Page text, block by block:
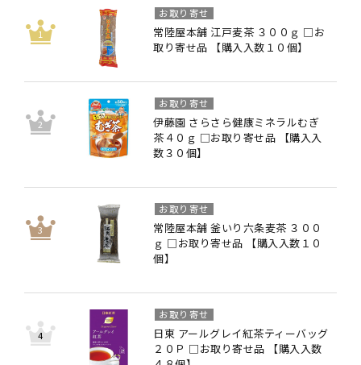
常陸屋本舗 江戸麦茶 ３００ｇ □お
取り寄せ品 【購入入数１０個】
お取り寄せ
伊藤園 さらさら健康ミネラルむぎ
茶４０ｇ □お取り寄せ品 【購入入
数３０個】
お取り寄せ
常陸屋本舗 釜いり六条麦茶 ３００
ｇ □お取り寄せ品 【購入入数１０
個】
お取り寄せ
日東 アールグレイ紅茶ティーバッグ
２０Ｐ □お取り寄せ品 【購入入数
お取り寄せ